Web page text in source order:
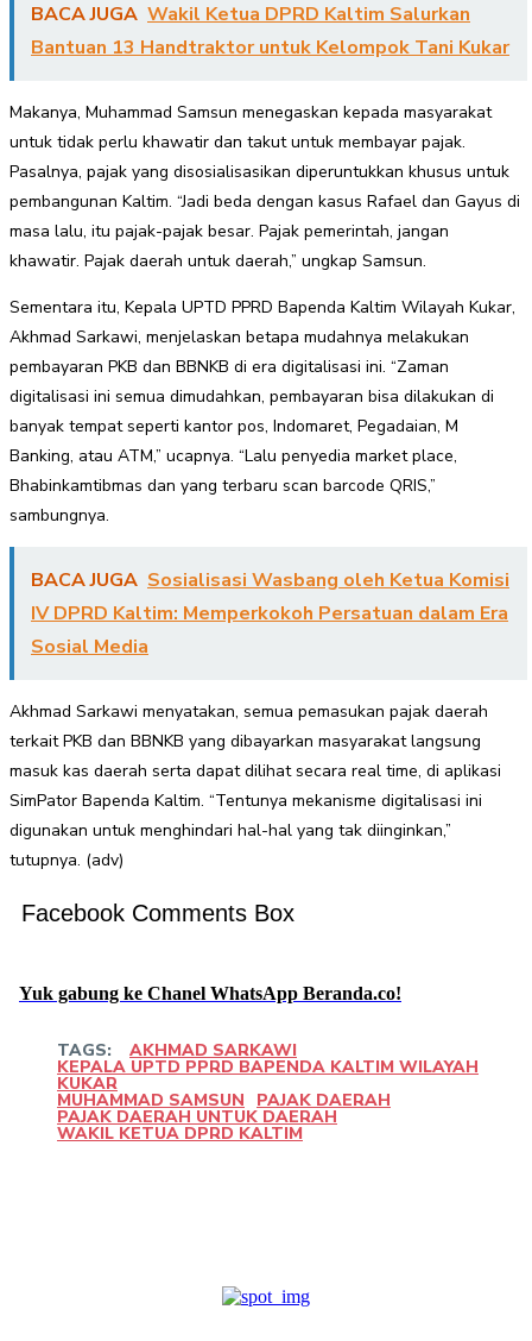
BACA JUGA Wakil Ketua DPRD Kaltim Salurkan
Bantuan 13 Handtraktor untuk Kelompok Tani Kukar
Makanya, Muhammad Samsun menegaskan kepada masyarakat
untuk tidak perlu khawatir dan takut untuk membayar pajak.
Pasalnya, pajak yang disosialisasikan diperuntukkan khusus untuk
pembangunan Kaltim. “Jadi beda dengan kasus Rafael dan Gayus di
masa lalu, itu pajak-pajak besar. Pajak pemerintah, jangan
khawatir. Pajak daerah untuk daerah,” ungkap Samsun.
Sementara itu, Kepala UPTD PPRD Bapenda Kaltim Wilayah Kukar,
Akhmad Sarkawi, menjelaskan betapa mudahnya melakukan
pembayaran PKB dan BBNKB di era digitalisasi ini. “Zaman
digitalisasi ini semua dimudahkan, pembayaran bisa dilakukan di
banyak tempat seperti kantor pos, Indomaret, Pegadaian, M
Banking, atau ATM,” ucapnya. “Lalu penyedia market place,
Bhabinkamtibmas dan yang terbaru scan barcode QRIS,”
sambungnya.
BACA JUGA Sosialisasi Wasbang oleh Ketua Komisi
IV DPRD Kaltim: Memperkokoh Persatuan dalam Era
Sosial Media
Akhmad Sarkawi menyatakan, semua pemasukan pajak daerah
terkait PKB dan BBNKB yang dibayarkan masyarakat langsung
masuk kas daerah serta dapat dilihat secara real time, di aplikasi
SimPator Bapenda Kaltim. “Tentunya mekanisme digitalisasi ini
digunakan untuk menghindari hal-hal yang tak diinginkan,”
tutupnya. (adv)
Facebook Comments Box
Yuk gabung ke Chanel WhatsApp Beranda.co!
TAGS: AKHMAD SARKAWI
KEPALA UPTD PPRD BAPENDA KALTIM WILAYAH
KUKAR
MUHAMMAD SAMSUN PAJAK DAERAH
PAJAK DAERAH UNTUK DAERAH
WAKIL KETUA DPRD KALTIM